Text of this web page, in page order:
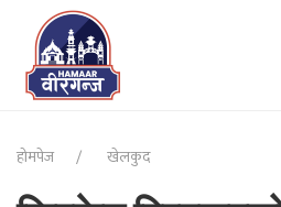
होमपेज खेलकुद